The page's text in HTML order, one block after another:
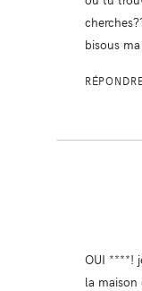
bisous
OUI ****!
la